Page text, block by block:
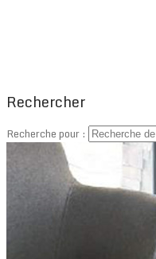
Rechercher
Recherche pour :